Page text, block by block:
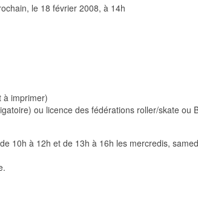
le 18 février 2008, à 14h
à imprimer)
ou licence des fédérations roller/skate ou
10h à 12h et de 13h à 16h les mercredis,